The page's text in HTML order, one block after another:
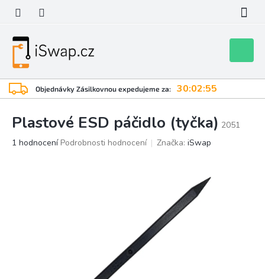
obsah
Objednávky Zásilkovnou expedujeme za: 30:02:55
košík
Plastové ESD páčidlo (tyčka) 2051
Průměrné
1 hodnocení Podrobnosti hodnocení Značka: iSwap